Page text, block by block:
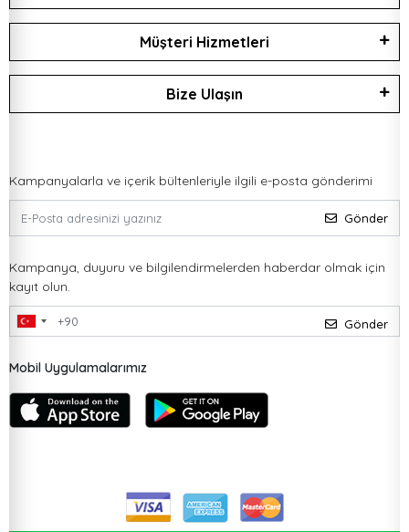
Müşteri Hizmetleri
Bize Ulaşın
Kampanyalarla ve içerik bültenleriyle ilgili e-posta gönderimi
Gönder
Kampanya, duyuru ve bilgilendirmelerden haberdar olmak için
kayıt olun.
Gönder
Mobil Uygulamalarımız